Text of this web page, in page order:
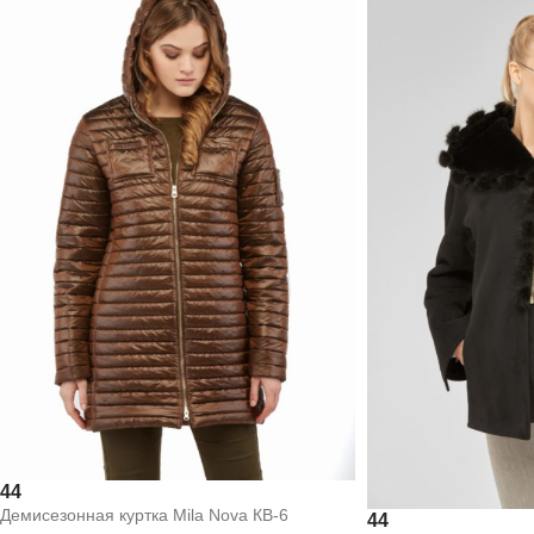
44
Демисезонная куртка Mila Nova КВ-6
44